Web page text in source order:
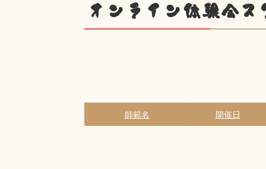
オンライン体験会ス
師範名 開催日